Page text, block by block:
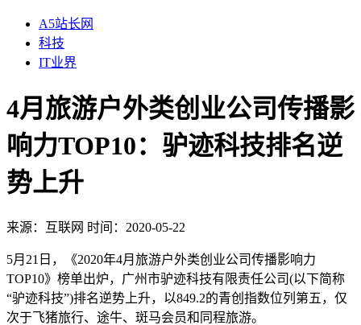
A5站长网
科技
IT业界
4月旅游户外类创业公司传播影
响力TOP10：驴迹科技排名逆
势上升
来源： 互联网 时间：2020-05-22
5月21日，《2020年4月旅游户外类创业公司传播影响力
TOP10》榜单出炉，广州市驴迹科技有限责任公司(以下简称
“驴迹科技”)排名逆势上升，以849.2的青创指数位列第五，仅
次于飞猪旅行、途牛、斑马会员和同程旅游。